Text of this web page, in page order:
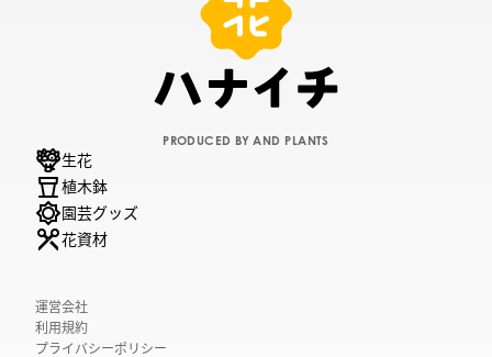
PRODUCED BY AND PLANTS
生花
植木鉢
園芸グッズ
花資材
運営会社
利用規約
プライバシーポリシー